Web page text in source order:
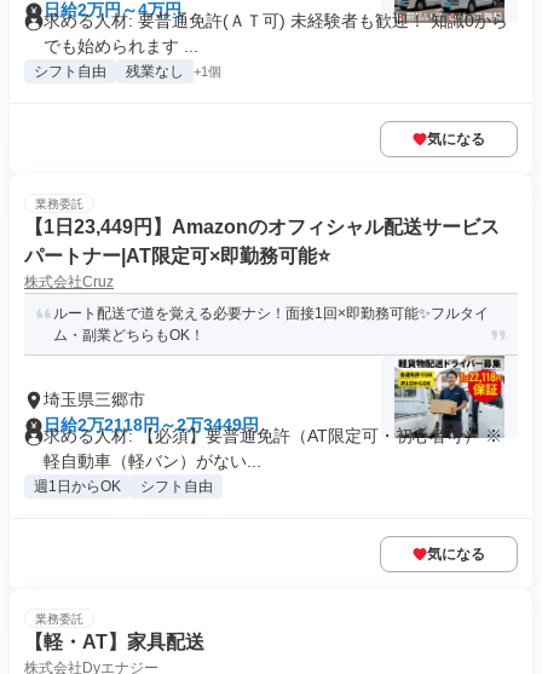
日給2万円～4万円
求める人材: 要普通免許(ＡＴ可) 未経験者も歓迎！ 知識0から
でも始められます ...
シフト自由 残業なし +1個
気になる
業務委託
【1日23,449円】Amazonのオフィシャル配送サービス
パートナー|AT限定可×即勤務可能⭐
株式会社Cruz
ルート配送で道を覚える必要ナシ！面接1回×即勤務可能✨フルタイ
ム・副業どちらもOK！
埼玉県三郷市
日給2万2118円～2万3449円
求める人材: 【必須】要普通免許（AT限定可・初心者可） ※
軽自動車（軽バン）がない...
週1日からOK シフト自由
気になる
業務委託
【軽・AT】家具配送
株式会社Dyエナジー